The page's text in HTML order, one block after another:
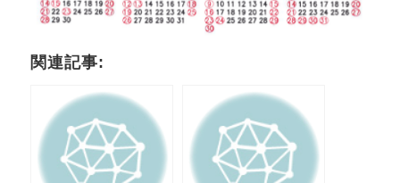
関連記事: